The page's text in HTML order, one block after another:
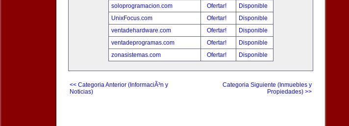
soloprogramacion.com
Ofertar!
Disponible
UnixFocus.com
Ofertar!
Disponible
ventadehardware.com
Ofertar!
Disponible
ventadeprogramas.com
Ofertar!
Disponible
zonasistemas.com
Ofertar! Disponible
<< Categoria Anterior (InformaciÃ³n y
Noticias)
Categoria Siguiente (Inmuebles y
Propiedades) >>